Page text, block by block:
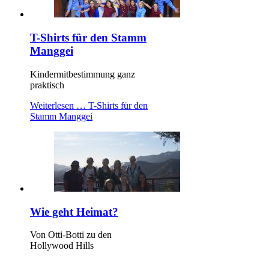
T-Shirts für den Stamm
Manggei
Kindermitbestimmung ganz
praktisch
Weiterlesen … T-Shirts für den
Stamm Manggei
Wie geht Heimat?
Von Otti-Botti zu den
Hollywood Hills